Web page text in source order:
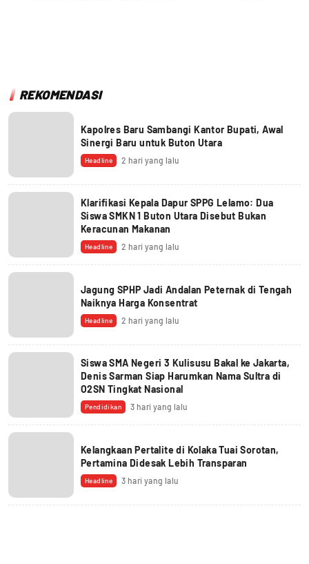
REKOMENDASI
Kapolres Baru Sambangi Kantor Bupati, Awal
Sinergi Baru untuk Buton Utara
Headline 2 hari yang lalu
Klarifikasi Kepala Dapur SPPG Lelamo: Dua
Siswa SMKN 1 Buton Utara Disebut Bukan
Keracunan Makanan
Headline 2 hari yang lalu
Jagung SPHP Jadi Andalan Peternak di Tengah
Naiknya Harga Konsentrat
Headline 2 hari yang lalu
Siswa SMA Negeri 3 Kulisusu Bakal ke Jakarta,
Denis Sarman Siap Harumkan Nama Sultra di
O2SN Tingkat Nasional
Pendidikan 3 hari yang lalu
Kelangkaan Pertalite di Kolaka Tuai Sorotan,
Pertamina Didesak Lebih Transparan
Headline 3 hari yang lalu